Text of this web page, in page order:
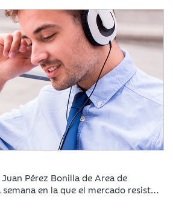
Pérez Bonilla de Area de
en la que el mercado resiste
por el 'efecto contagio' entre el